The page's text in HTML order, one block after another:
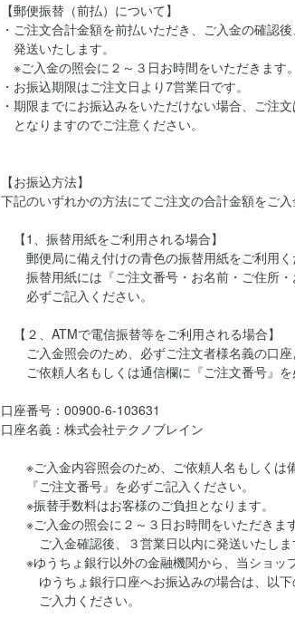
【郵便振替（前払）について】
・ご注文合計金額を前払いただき、ご入金の確認
発送いたします。
※ご入金の照会に２～３日お時間をいただきます。
・お振込期限はご注文日より7営業日です。
・期限までにお振込みをいただけない場合、ご注
となりますのでご注意ください。
【お振込方法】
下記のいずれかの方法にてご注文の合計金額をご入
【1、振替用紙をご利用される場合】
郵便局に備え付けの青色の振替用紙をご利用く
振替用紙には『ご注文番号・お名前・ご住所・
必ずご記入ください。
【２、ATMで電信振替等をご利用される場合】
ご入金照会のため、必ずご注文者様名義の口座
ご依頼人名もしくは通信欄に『ご注文番号』を
口座番号：00900-6-103631
口座名義：株式会社テクノブレイン
※ご入金内容照会のため、ご依頼人名もしくは
『ご注文番号』を必ずご記入ください。
※振替手数料はお客様のご負担となります。
※ご入金の照会に２～３日お時間をいただきます
ご入金確認後、３営業日以内に発送いたしま
※ゆうちょ銀行以外の金融機関から、当ショッ
ゆうちょ銀行口座へお振込みの場合は、以下
ご入力ください。